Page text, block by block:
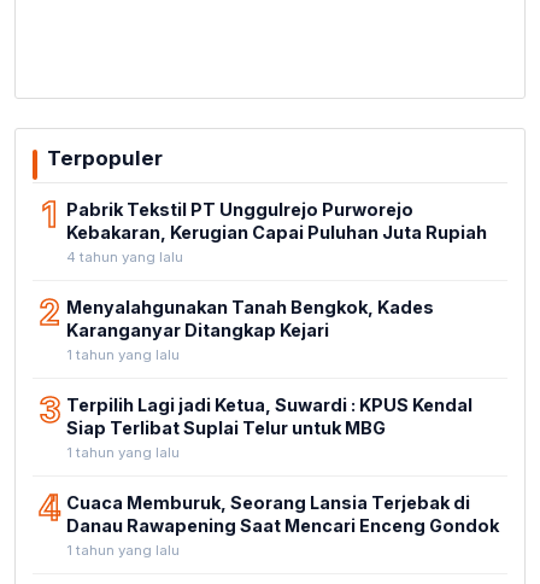
Terpopuler
1 Pabrik Tekstil PT Unggulrejo Purworejo
Kebakaran, Kerugian Capai Puluhan Juta Rupiah
4 tahun yang lalu
2 Menyalahgunakan Tanah Bengkok, Kades
Karanganyar Ditangkap Kejari
1 tahun yang lalu
3 Terpilih Lagi jadi Ketua, Suwardi : KPUS Kendal
Siap Terlibat Suplai Telur untuk MBG
1 tahun yang lalu
4 Cuaca Memburuk, Seorang Lansia Terjebak di
Danau Rawapening Saat Mencari Enceng Gondok
1 tahun yang lalu